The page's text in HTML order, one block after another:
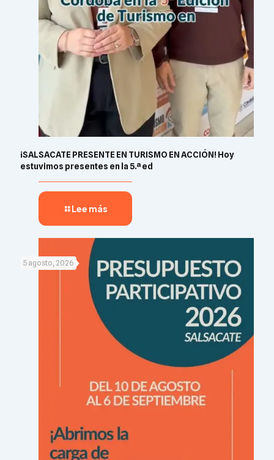
¡SALSACATE PRESENTE EN TURISMO EN ACCIÓN! Hoy
estuvimos presentes en la 5.ª ed
Lee más
5 agosto, 2026